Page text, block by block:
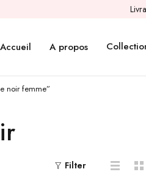
Accueil A propos
noir femme”
Filter